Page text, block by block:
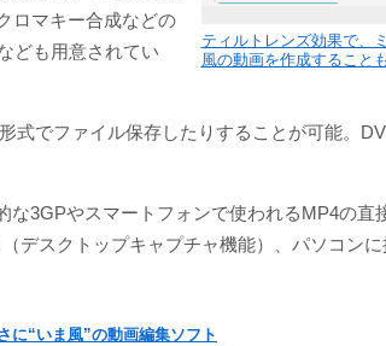
ティルトレンズ効果で、
風の動画を作成すること
ロマキー合成などの
ども用意されてい
式でファイル保存したりすることが可能。
3GPやスマートフォンで使われるMP4の直
デスクトップキャプチャ機能）、パソコン
に“いま風”の動画編集ソフト